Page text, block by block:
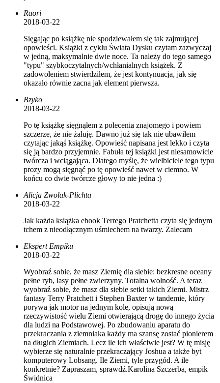
Raori
2018-03-22
Sięgając po książkę nie spodziewałem się tak zajmującej
opowieści. Książki z cyklu Świata Dysku czytam zazwyczaj
w jedną, maksymalnie dwie noce. Ta należy do tego samego
"typu" szybkoczytalnych/wchłanialnych książek. Z
zadowoleniem stwierdziłem, że jest kontynuacja, jak się
okazało równie zacna jak element pierwsza.
Bzyko
2018-03-22
Po tę książkę sięgnąłem z polecenia znajomego i powiem
szczerze, że nie żałuję. Dawno już się tak nie ubawiłem
czytając jakąś książkę. Opowieść napisana jest lekko i czyta
się ją bardzo przyjemnie. Fabuła tej książki jest niesamowicie
twórcza i wciągająca. Dlatego myślę, że wielbiciele tego typu
prozy mogą sięgnąć po tę opowieść nawet w ciemno. W
końcu co dwie twórcze głowy to nie jedna :)
Alicja Zwolak-Plichta
2018-03-22
Jak każda książka ebook Terrego Pratchetta czyta się jednym
tchem z nieodłącznym uśmiechem na twarzy. Zalecam
Ekspert Empiku
2018-03-22
Wyobraź sobie, że masz Ziemię dla siebie: bezkresne oceany
pełne ryb, lasy pełne zwierzyny. Totalna wolność. A teraz
wyobraź sobie, że masz dla siebie setki takich Ziemi. Mistrz
fantasy Terry Pratchett i Stephen Baxter w tandemie, który
porywa jak motor na jednym kole, opisują nową
rzeczywistość wielu Ziemi otwierającą drogę do innego życia
dla ludzi na Podstawowej. Po zbudowaniu aparatu do
przekraczania z ziemniaka każdy ma szansę zostać pionierem
na długich Ziemiach. Lecz ile ich właściwie jest? W tę misję
wybierze się naturalnie przekraczający Joshua a także byt
komputerowy Lobsang. Ile Ziemi, tyle przygód. A ile
konkretnie? Zapraszam, sprawdź.Karolina Szczerba, empik
Świdnica